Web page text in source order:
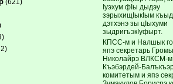
(621)
Iуэхум фIы дыдэу
зэрыхищIыкIым
дэтхэнэ зы цIыхуми
зыдригъэкIуфырт.
КПСС-м и Налшык
япэ секретарь
Николайрэ ВЛКСМ-м
Къэбэрдей-
комитетым и япэ